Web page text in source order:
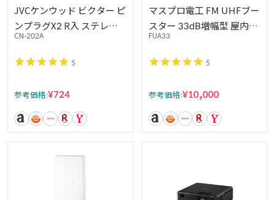
JVCケンウッド ビクター ピ
ンプラグX2 R入 ステレオ
ミニプラグ 1.5M CN-202A
CN-202A
5
参考価格:¥724
マスプロ電工 FM UHFブー
スター 33dB増幅型 屋内用
FUA33
FUA33
5
参考価格:¥10,000